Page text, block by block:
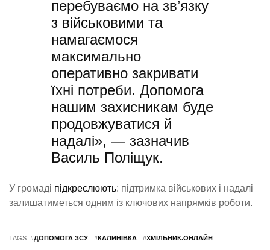
перебуваємо на зв’язку
з військовими та
намагаємося
максимально
оперативно закривати
їхні потреби. Допомога
нашим захисникам буде
продовжуватися й
надалі», — зазначив
Василь Поліщук.
У громаді підкреслюють: підтримка військових і надалі
залишатиметься одним із ключових напрямків роботи.
TAGS: #ДОПОМОГА ЗСУ #КАЛИНІВКА #ХМІЛЬНИК.ОНЛАЙН